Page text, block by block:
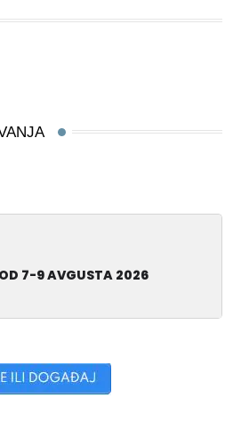
7-9 AVGUSTA 2026